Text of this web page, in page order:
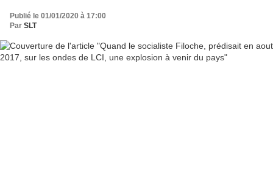
Publié le 01/01/2020 à 17:00
Par SLT